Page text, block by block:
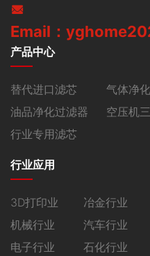
Email：
产品中心
替代进口滤芯 气体净化
油品净化过滤器
空压机
行业专用滤芯
行业应用
3D打印业 冶金行业
机械行业
汽车行业
电子行业
石化行业